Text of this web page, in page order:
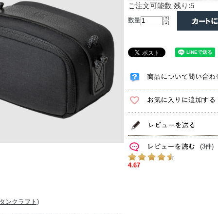
ご注文可能数 残り:5
数量
(3件)